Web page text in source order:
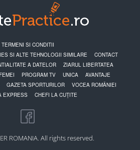
TERMENI SI CONDITII
SI ALTE TEHNOLOGII SIMILARE
CONTACT
A DATELOR
ZIARUL LIBERTATEA
PROGRAM TV UNICA
AVANTAJE
GAZETA SPORTURILOR
VOCEA ROMÂNIEI
EXPRESS
CHEFI LA CUȚITE
ROMANIA. All rights reserved.